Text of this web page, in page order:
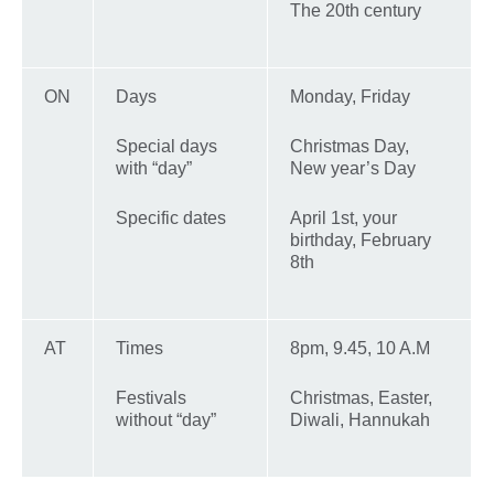
The 20th century
ON Days
Special days
with “day”
Specific dates
Monday, Friday
Christmas Day,
New year’s Day
April 1st, your
birthday, February
8th
AT Times
Festivals
without “day”
8pm, 9.45, 10 A.M
Christmas, Easter,
Diwali, Hannukah